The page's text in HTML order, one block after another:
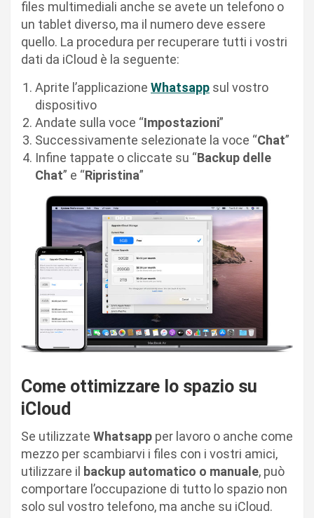
files multimediali anche se avete un telefono o
un tablet diverso, ma il numero deve essere
quello. La procedura per recuperare tutti i vostri
dati da iCloud è la seguente:
Aprite l’applicazione Whatsapp sul vostro
dispositivo
Andate sulla voce “Impostazioni”
Successivamente selezionate la voce “Chat”
Infine tappate o cliccate su “Backup delle
Chat” e “Ripristina”
Come ottimizzare lo spazio su
iCloud
Se utilizzate Whatsapp per lavoro o anche come
mezzo per scambiarvi i files con i vostri amici,
utilizzare il backup automatico o manuale, può
comportare l’occupazione di tutto lo spazio non
solo sul vostro telefono, ma anche su iCloud.